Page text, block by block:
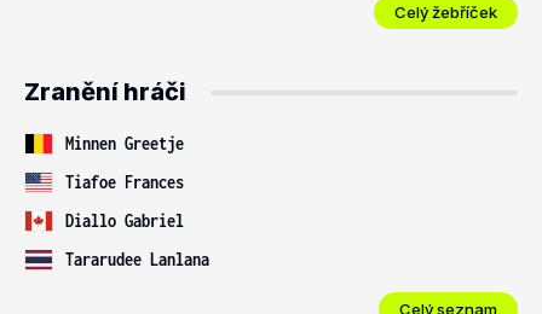
Celý žebříček
Zranění hráči
Minnen Greetje
Tiafoe Frances
Diallo Gabriel
Tararudee Lanlana
Celý seznam